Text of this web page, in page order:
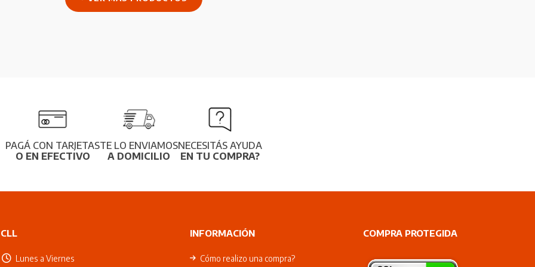
PAGÁ CON TARJETAS
O EN EFECTIVO
TE LO ENVIAMOS
A DOMICILIO
NECESITÁS AYUDA
EN TU COMPRA?
CLL
Lunes a Viernes
INFORMACIÓN
Cómo realizo una compra?
COMPRA PROTEGIDA